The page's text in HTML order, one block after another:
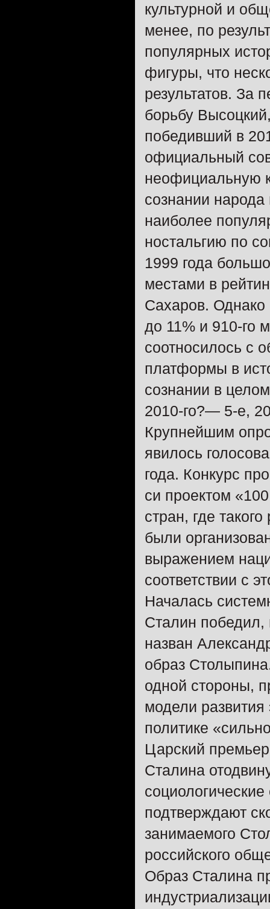
культурной и
менее, по
популярных
фигуры, что
результатов. За
борьбу
победивший в
официальный
неофициальную
сознании народа
наиболее
ностальгию по
1999 года
местами в
Сахаров. Однако
до 11% и 910-го
соотносилось с
платформы в
сознании в
2010-го?— 5-е,
Крупнейшим
явилось
года. Конкурс
си проектом
стран, где
были
выражением
соответствии с
Началась
Сталин
назван
образ
одной стороны,
модели
политике
Царский
Сталина
подтверждают
занимаемого
российского
Образ Сталина